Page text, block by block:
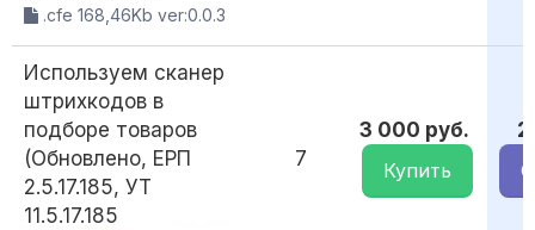
.cfe 168,46Kb ver:0.0.3
Используем сканер
штрихкодов в
подборе товаров
(Обновлено, ЕРП
2.5.17.185, УТ
11.5.17.185
7
3 000 руб.
Купить
2